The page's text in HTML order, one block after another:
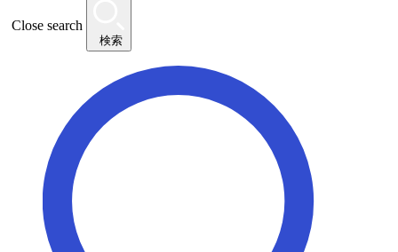
Close search
検索